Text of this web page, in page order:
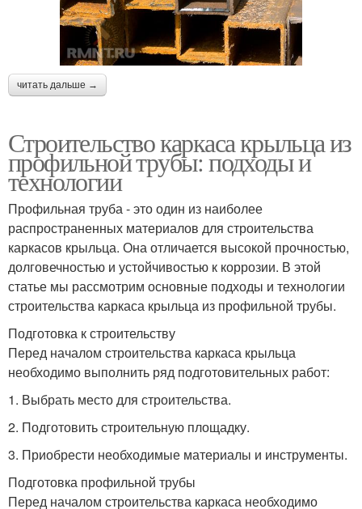
читать дальше →
Строительство каркаса крыльца из
профильной трубы: подходы и
технологии
Профильная труба - это один из наиболее
распространенных материалов для строительства
каркасов крыльца. Она отличается высокой прочностью,
долговечностью и устойчивостью к коррозии. В этой
статье мы рассмотрим основные подходы и технологии
строительства каркаса крыльца из профильной трубы.
Подготовка к строительству
Перед началом строительства каркаса крыльца
необходимо выполнить ряд подготовительных работ:
1. Выбрать место для строительства.
2. Подготовить строительную площадку.
3. Приобрести необходимые материалы и инструменты.
Подготовка профильной трубы
Перед началом строительства каркаса необходимо